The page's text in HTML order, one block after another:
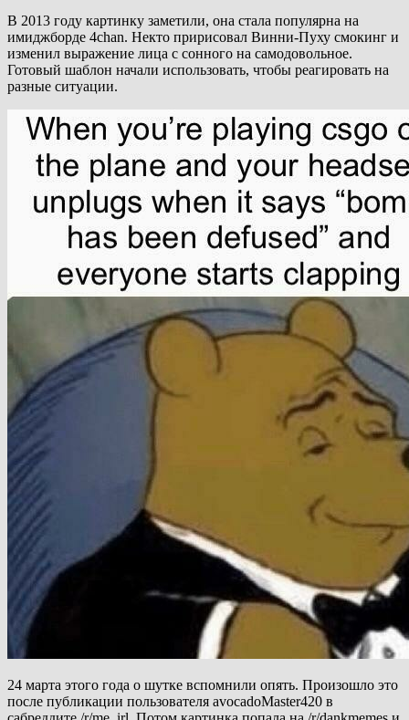
В 2013 году картинку заметили, она стала популярна на
имиджборде 4chan. Некто пририсовал Винни-Пуху смокинг и
изменил выражение лица с сонного на самодовольное.
Готовый шаблон начали использовать, чтобы реагировать на
разные ситуации.
24 марта этого года о шутке вспомнили опять. Произошло это
после публикации пользователя avocadoMaster420 в